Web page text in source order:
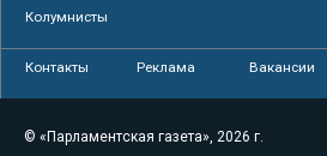
Колумнисты
Контакты Реклама Вакансии
© «Парламентская газета», 2026 г.